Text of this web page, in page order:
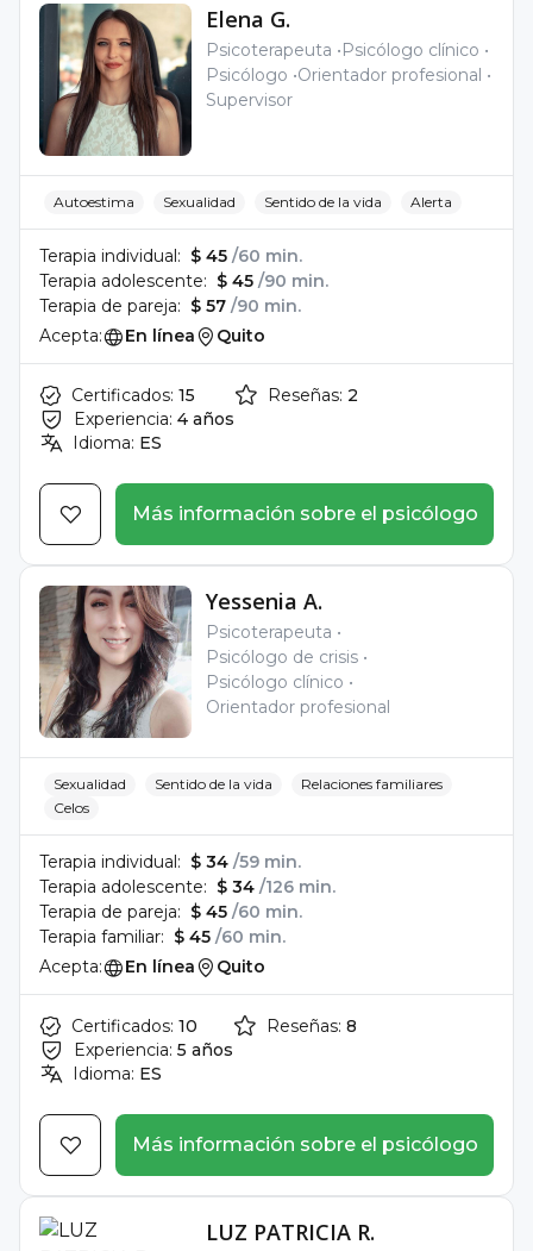
Elena G.
Psicoterapeuta
Psicólogo clínico
Psicólogo Orientador profesional
Supervisor
Autoestima Sexualidad Sentido de la vida Alerta
Terapia individual: $ 45 /60 min.
Terapia adolescente: $ 45 /90 min.
Terapia de pareja: $ 57 /90 min.
Acepta:
En línea Quito
Certificados: 15
Experiencia: 4 años
Idioma: ES
Reseñas: 2
Más información sobre el psicólogo
Yessenia A.
Psicoterapeuta
Psicólogo de crisis
Psicólogo clínico
Orientador profesional
Sexualidad Sentido de la vida
Relaciones familiares
Celos
Terapia individual: $ 34 /59 min.
Terapia adolescente: $ 34 /126 min.
Terapia de pareja: $ 45 /60 min.
Terapia familiar: $ 45 /60 min.
Acepta:
En línea Quito
Certificados: 10
Experiencia: 5 años
Idioma: ES
Reseñas: 8
Más información sobre el psicólogo
LUZ PATRICIA R.